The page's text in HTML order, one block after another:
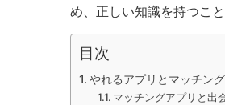
め、正しい知識を持つこ
目次
やれるアプリとマッチン
マッチングアプリと出